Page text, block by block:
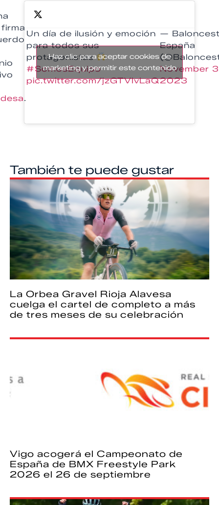
.
Un día de ilusión y emoción
para todos sus
protagonistas
#SomosEquipo
pic.twitter.com/jzGTVIvLaQ
—
España
November
2023
Haz clic para aceptar cookies de
marketing y permitir este contenido
También te puede gustar
La Orbea Gravel Rioja Alavesa
cuelga el cartel de completo a más
de tres meses de su celebración
Vigo acogerá el Campeonato de
España de BMX Freestyle Park
2026 el 26 de septiembre